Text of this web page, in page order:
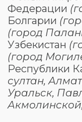
Федерации
Болгарии
(город
Узбекистан
(город
Республики
султан,
Уральск,